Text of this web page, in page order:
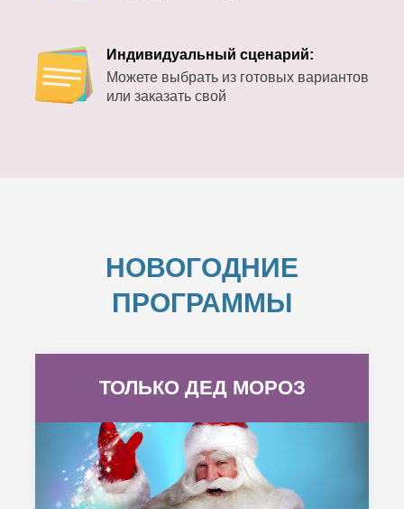
Индивидуальный сценарий:
Можете выбрать из готовых вариантов
или заказать свой
НОВОГОДНИЕ
ПРОГРАММЫ
ТОЛЬКО ДЕД МОРОЗ